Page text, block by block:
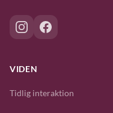
VIDEN
Tidlig interaktion